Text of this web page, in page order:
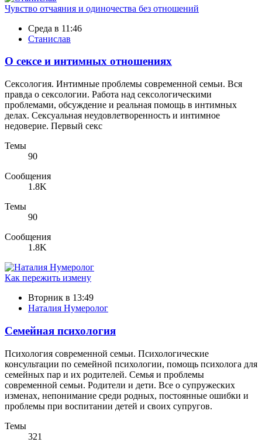
Чувство отчаяния и одиночества без отношений
Среда в 11:46
Станислав
О сексе и интимных отношениях
Сексология. Интимные проблемы современной семьи. Вся
правда о сексологии. Работа над сексологическими
проблемами, обсуждение и реальная помощь в интимных
делах. Сексуальная неудовлетворенность и интимное
недоверие. Первый секс
Темы
90
Сообщения
1.8K
Темы
90
Сообщения
1.8K
Как пережить измену
Вторник в 13:49
Наталия Нумеролог
Семейная психология
Психология современной семьи. Психологические
консультации по семейной психологии, помощь психолога для
семейных пар и их родителей. Семья и проблемы
современной семьи. Родители и дети. Все о супружеских
изменах, непонимание среди родных, постоянные ошибки и
проблемы при воспитании детей и своих супругов.
Темы
321